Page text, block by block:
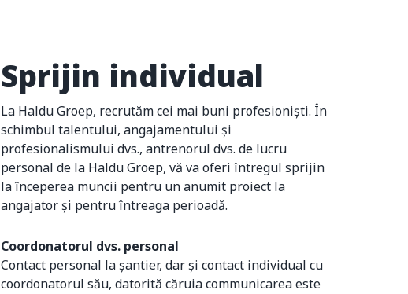
Sprijin individual
La Haldu Groep, recrutăm cei mai buni profesioniști. În
schimbul talentului, angajamentului și
profesionalismului dvs., antrenorul dvs. de lucru
personal de la Haldu Groep, vă va oferi întregul sprijin
la începerea muncii pentru un anumit proiect la
angajator și pentru întreaga perioadă.
Coordonatorul dvs. personal
Contact personal la șantier, dar și contact individual cu
coordonatorul său, datorită căruia communicarea este